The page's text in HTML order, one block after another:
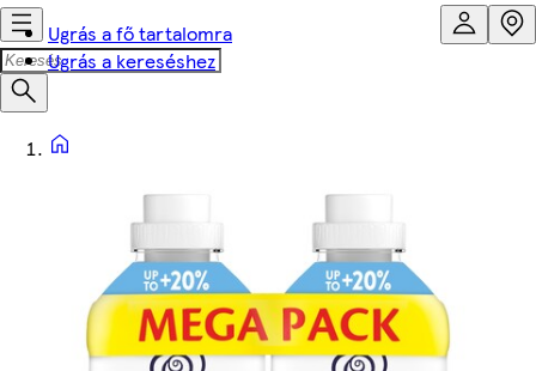
Ugrás a fő tartalomra
Ugrás a kereséshez